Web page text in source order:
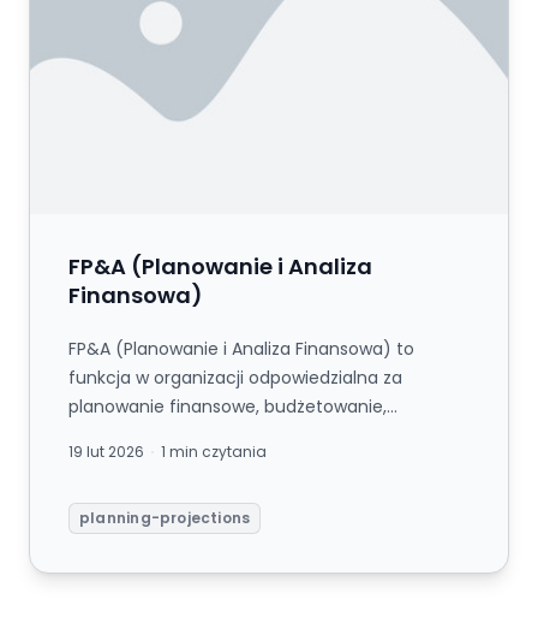
FP&A (Planowanie i Analiza
Finansowa)
FP&A (Planowanie i Analiza Finansowa) to
funkcja w organizacji odpowiedzialna za
planowanie finansowe, budżetowanie,
19 lut 2026 1 min czytania
planning-projections